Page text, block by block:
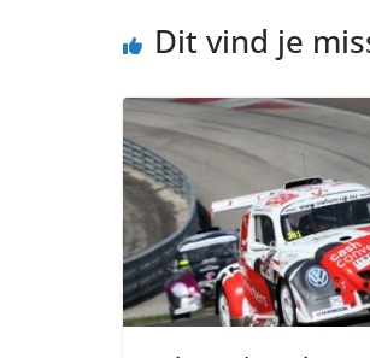
Dit vind je